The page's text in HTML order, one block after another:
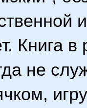
Книга в
не